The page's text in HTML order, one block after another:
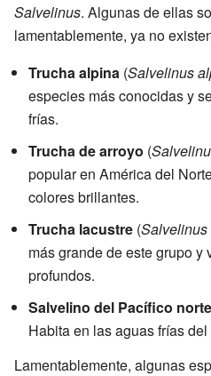
Salvelinus. Algunas de ellas
lamentablemente, ya no
Trucha alpina (Salvelinus
especies más conocidas y
frías.
Trucha de arroyo (
popular en América del
colores brillantes.
Trucha lacustre (Salvelinus
más grande de este grupo
profundos.
Salvelino del Pacífico norte
Habita en las aguas frías
Lamentablemente, algunas